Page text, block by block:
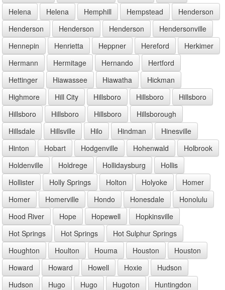
Helena
Helena Hemphill Hempstead
Henderson
Henderson
Henderson Henderson
Hendersonville
Hennepin
Henrietta Heppner Hereford
Herkimer
Hermann
Hermitage Hernando
Hertford
Hettinger
Hiawassee Hiawatha
Hickman
Highmore
Hill City Hillsboro Hillsboro
Hillsboro
Hillsboro
Hillsboro Hillsboro
Hillsborough
Hillsdale
Hillsville Hilo Hindman
Hinesville
Hinton
Hobart Hodgenville Hohenwald
Holbrook
Holdenville
Holdrege Hollidaysburg
Hollis
Hollister
Holly Springs Holton Holyoke
Homer
Homer
Homerville Hondo Honesdale
Honolulu
Hood River
Hope Hopewell
Hopkinsville
Hot Springs
Hot Springs
Hot Sulphur Springs
Houghton
Houlton Houma Houston
Houston
Howard
Howard Howell Hoxie
Hudson
Hudson
Hugo Hugo Hugoton
Huntingdon